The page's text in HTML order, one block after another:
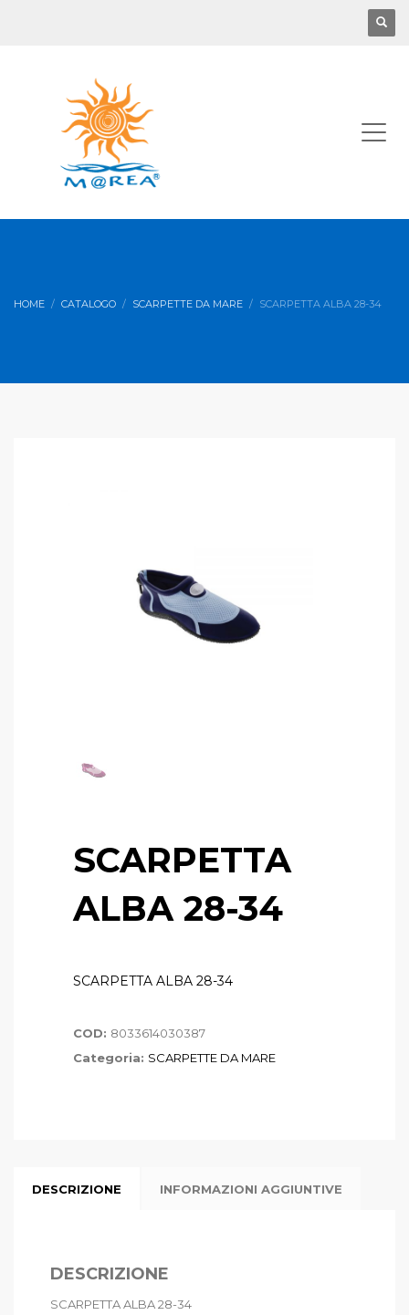
HOME CATALOGO SCARPETTE DA MARE SCARPETTA ALBA 28-34
SCARPETTA
ALBA 28-34
SCARPETTA ALBA 28-34
COD: 8033614030387
Categoria: SCARPETTE DA MARE
DESCRIZIONE INFORMAZIONI AGGIUNTIVE
DESCRIZIONE
SCARPETTA ALBA 28-34